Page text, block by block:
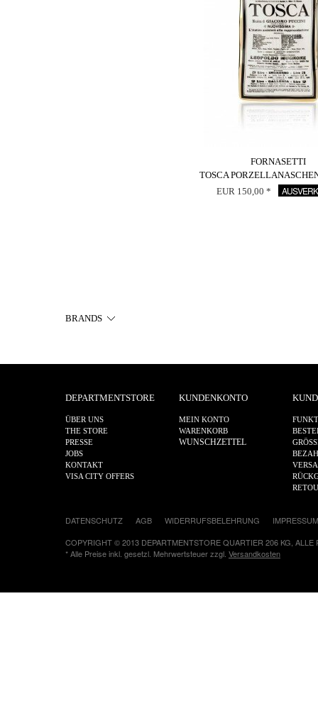
FORNASETTI
TOSCA
EUR 150,00 *
BRANDS
DEPARTMENTSTORE
ÜBER UNS
THE STORE
PRESSE
JOBS
KONTAKT
VISA CITY OFFERS
KUNDENKONTO
MEIN KONTO
WARENKORB
WUNSCHZETTEL
DATENSCHUTZ AGB WIDERRUFSBELEHRUNG
IMPRESSUM
COPYRIGHT © 2013 DEPARTMENTSTORE QUARTIER 206 KG, ALLE
* Alle Preise inkl. gesetzl. Mehrwertsteuer zzgl. Versandkosten